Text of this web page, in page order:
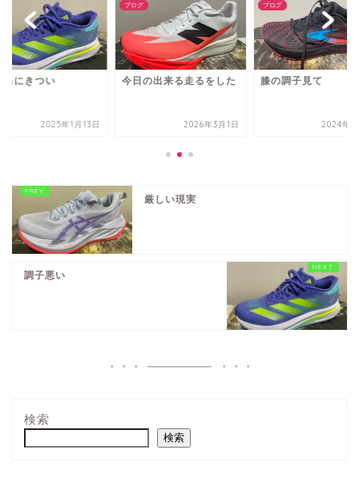
当にきつい
2025年1月13日
ブログ
今日の出来る走るをした
2026年3月1日
ブログ
膝の調子見て
2024年8
厳しい現実
調子悪い
検索
検索